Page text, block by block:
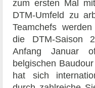
zum ersten Mal
DTM-Umfeld zu
Teamchefs
die DTM-Saison
Anfang Januar
belgischen
hat sich